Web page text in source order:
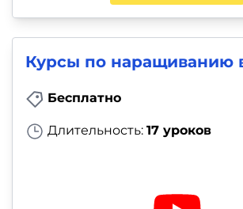
Курсы по наращиванию
Бесплатно
Длительность: 17 уроков